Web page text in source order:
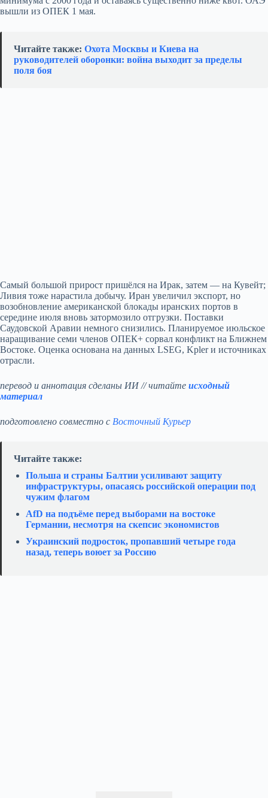
вышли из ОПЕК 1 мая.
Читайте также: Охота Москвы и Киева на
руководителей оборонки: война выходит за пределы
поля боя
Самый большой прирост пришёлся на Ирак, затем — на Кувейт;
Ливия тоже нарастила добычу. Иран увеличил экспорт, но
возобновление американской блокады иранских портов в
середине июля вновь затормозило отгрузки. Поставки
Саудовской Аравии немного снизились. Планируемое июльское
наращивание семи членов ОПЕК+ сорвал конфликт на Ближнем
Востоке. Оценка основана на данных LSEG, Kpler и источниках
отрасли.
перевод и аннотация сделаны ИИ // читайте исходный
материал
подготовлено совместно с Восточный Курьер
Читайте также:
Польша и страны Балтии усиливают защиту
инфраструктуры, опасаясь российской операции под
чужим флагом
AfD на подъёме перед выборами на востоке
Германии, несмотря на скепсис экономистов
Украинский подросток, пропавший четыре года
назад, теперь воюет за Россию